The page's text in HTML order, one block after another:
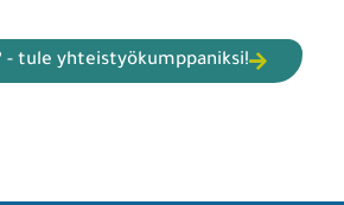
- tule yhteistyökumppaniksi!